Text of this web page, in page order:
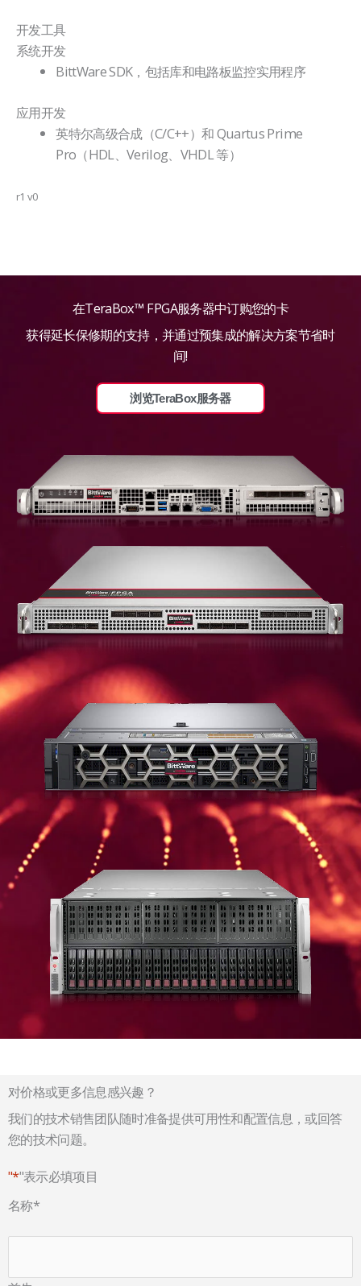
开发工具
系统开发
BittWare SDK，包括库和电路板监控实用程序
应用开发
英特尔高级合成（C/C++）和 Quartus Prime
Pro（HDL、Verilog、VHDL 等）
r1 v0
在TeraBox™ FPGA服务器中订购您的卡
获得延长保修期的支持，并通过预集成的解决方案节省时
间!
浏览TeraBox服务器
对价格或更多信息感兴趣？
我们的技术销售团队随时准备提供可用性和配置信息，或回答
您的技术问题。
"*"表示必填项目
名称*